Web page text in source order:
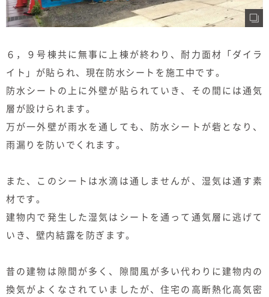
オーナー様Q&A
資料請求
お問い合わせ
お電話での
お問い合わ
せ
1806
６，９号棟共に無事に上棟が終わり、耐力面材「ダイラ
イト」が貼られ、現在防水シートを施工中です。
防水シートの上に外壁が貼られていき、その間には通気
層が設けられます。
万が一外壁が雨水を通しても、防水シートが砦となり、
雨漏りを防いでくれます。
また、このシートは水滴は通しませんが、湿気は通す素
材です。
建物内で発生した湿気はシートを通って通気層に逃げて
いき、壁内結露を防ぎます。
昔の建物は隙間が多く、隙間風が多い代わりに建物内の
換気がよくなされていましたが、住宅の高断熱化高気密